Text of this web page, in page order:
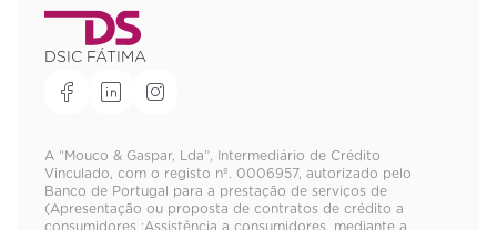
DSIC FÁTIMA
A “Mouco & Gaspar, Lda”, Intermediário de Crédito
Vinculado, com o registo nº. 0006957, autorizado pelo
Banco de Portugal para a prestação de serviços de
(Apresentação ou proposta de contratos de crédito a
consumidores ;Assistência a consumidores, mediante a